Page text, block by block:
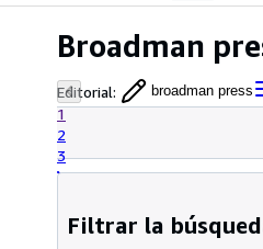
Broadman
Editorial: broadman press
1
2
3
Filtrar la